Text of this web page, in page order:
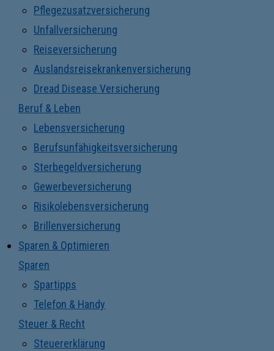
Pflegezusatzversicherung
Unfallversicherung
Reiseversicherung
Auslandsreisekrankenversicherung
Dread Disease Versicherung
Beruf & Leben
Lebensversicherung
Berufsunfähigkeitsversicherung
Sterbegeldversicherung
Gewerbeversicherung
Risikolebensversicherung
Brillenversicherung
Sparen & Optimieren
Sparen
Spartipps
Telefon & Handy
Steuer & Recht
Steuererklärung